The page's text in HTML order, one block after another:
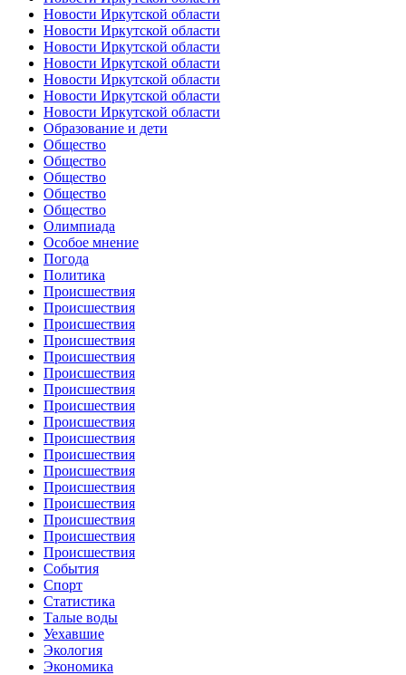
Новости Иркутской области
Новости Иркутской области
Новости Иркутской области
Новости Иркутской области
Новости Иркутской области
Новости Иркутской области
Новости Иркутской области
Образование и дети
Общество
Общество
Общество
Общество
Общество
Олимпиада
Особое мнение
Погода
Политика
Происшествия
Происшествия
Происшествия
Происшествия
Происшествия
Происшествия
Происшествия
Происшествия
Происшествия
Происшествия
Происшествия
Происшествия
Происшествия
Происшествия
Происшествия
Происшествия
Происшествия
События
Спорт
Статистика
Талые воды
Уехавшие
Экология
Экономика